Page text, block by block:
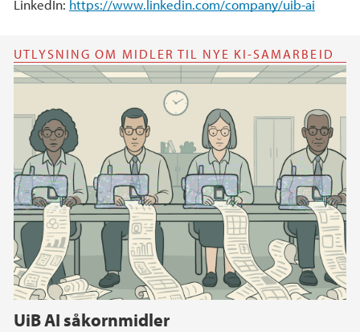
LinkedIn: https://www.linkedin.com/company/uib-ai
UTLYSNING OM MIDLER TIL NYE KI-SAMARBEID
UiB AI såkornmidler